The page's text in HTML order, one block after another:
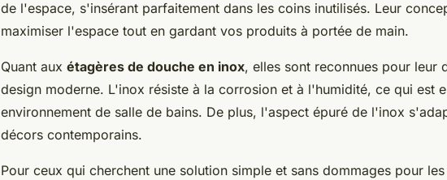
de l'espace, s'insérant parfaitement dans les coins inutilisés. Leur
maximiser l'espace tout en gardant vos produits à portée de main.
Quant aux étagères de douche en inox, elles sont reconnues pour leur
design moderne. L'inox résiste à la corrosion et à l'humidité, ce qui est
environnement de salle de bains. De plus, l'aspect épuré de l'inox
décors contemporains.
Pour ceux qui cherchent une solution simple et sans dommages pour